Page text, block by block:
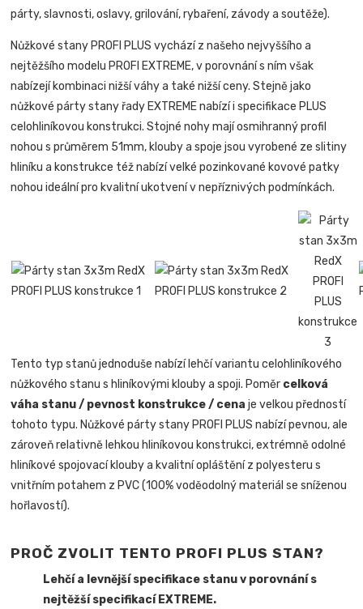
párty, slavnosti, oslavy, grilování, rybaření, závody a soutěže).
Nůžkové stany PROFI PLUS vychází z našeho nejvyššího a
nejtěžšího modelu PROFI EXTREME, v porovnání s ním však
nabízejí kombinaci nižší váhy a také nižší ceny. Stejně jako
nůžkové párty stany řady EXTREME nabízí i specifikace PLUS
celohliníkovou konstrukci. Stojné nohy mají osmihranný profil
nohou s průměrem 51mm, klouby a spoje jsou vyrobené ze slitiny
hliníku a konstrukce též nabízí velké pozinkované kovové patky
nohou ideální pro kvalitní ukotvení v nepříznivých podmínkách.
Tento typ stanů jednoduše nabízí lehčí variantu celohliníkového
nůžkového stanu s hliníkovými klouby a spoji. Poměr celková
váha stanu / pevnost konstrukce / cenaje velkou předností
tohoto typu. Nůžkové párty stany PROFI PLUS nabízí pevnou, ale
zároveň relativně lehkou hliníkovou konstrukci, extrémně odolné
hliníkové spojovací klouby a kvalitní opláštění z polyesteru s
vnitřním potahem z PVC (100% voděodolný materiál se sníženou
hořlavostí).
PROČ ZVOLIT TENTO PROFI PLUS STAN?
Lehčí a levnější specifikace stanu v porovnání s
nejtěžší specifikací EXTREME.